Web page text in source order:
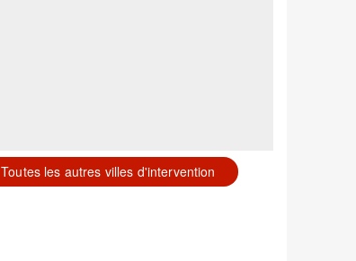
Toutes les autres villes d'intervention